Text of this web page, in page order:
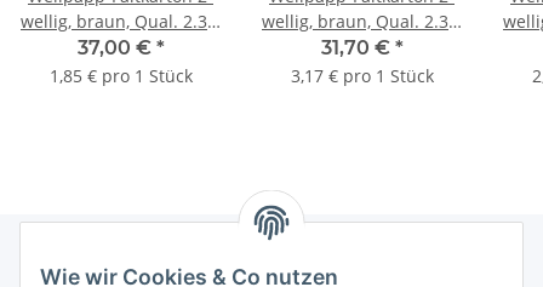
wellig, braun, Qual. 2.30,
DIN A3 | 430 x 310 x 220
mm (L x B x H) Innenmaß
37,00 € *
1,85 € pro 1 Stück
wellig, braun, Qual. 2.30,
DIN A3 | 430 x 310 x 315
mm (L x B x H) Innenmaß
31,70 € *
3,17 € pro 1 Stück
Wie wir Cookies & Co nutzen